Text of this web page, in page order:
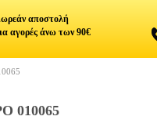
αποστολή
αγορές άνω των 90€
010065